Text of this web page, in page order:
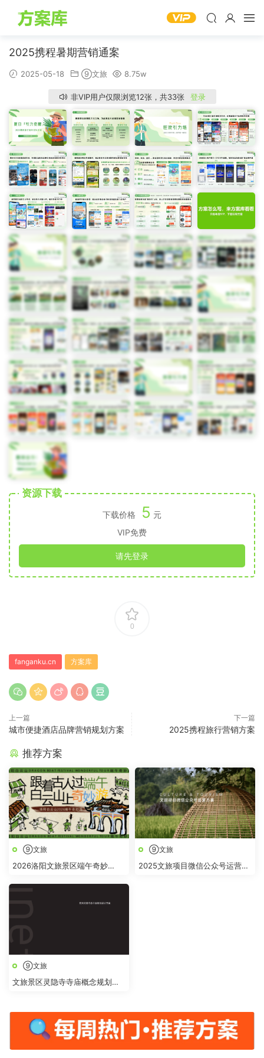
2025携程暑期营销通案
2025-05-18 ⑨文旅 8.75w
非VIP用户仅限浏览12张，共33张 登录
资源下载
下载价格 5 元
VIP免费
请先登录
0
fanganku.cn 方案库
上一篇
城市便捷酒店品牌营销规划方案
下一篇
2025携程旅行营销方案
推荐方案
⑨文旅
2026洛阳文旅景区端午奇妙
⑨文旅
2025文旅项目微信公众号运营方
⑨文旅
文旅景区灵隐寺寺庙概念规划提